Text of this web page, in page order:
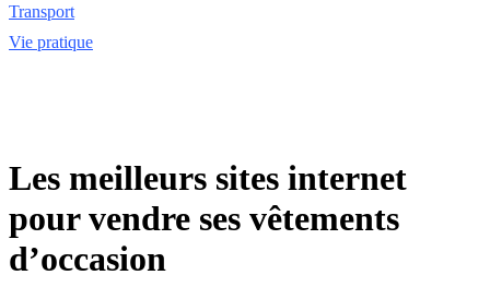
Transport
Vie pratique
Les meilleurs sites internet
pour vendre ses vêtements
d’occasion